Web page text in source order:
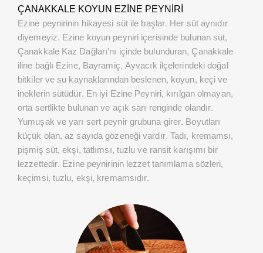
ÇANAKKALE KOYUN EZINE PEYNIRI
Ezine peynirinin hikayesi süt ile başlar. Her süt aynıdır
diyemeyiz. Ezine koyun peyniri içerisinde bulunan süt,
Çanakkale Kaz Dağları'nı içinde bulunduran, Çanakkale
iline bağlı Ezine, Bayramiç, Ayvacık ilçelerindeki doğal
bitkiler ve su kaynaklarından beslenen, koyun, keçi ve
ineklerin sütüdür. En iyi Ezine Peyniri, kırılgan olmayan,
orta sertlikte bulunan ve açık sarı renginde olandır.
Yumuşak ve yarı sert peynir grubuna girer. Boyutları
küçük olan, az sayıda gözeneği vardır. Tadı, kremamsı,
pişmiş süt, ekşi, tatlımsı, tuzlu ve ransit karışımı bir
lezzettedir. Ezine peynirinin lezzet tanımlama sözleri,
keçimsi, tuzlu, ekşi, kremamsıdır.